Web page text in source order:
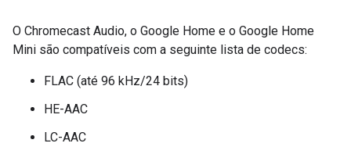
O Chromecast Audio, o Google Home e o Google Home
Mini são compatíveis com a seguinte lista de codecs:
FLAC (até 96 kHz/24 bits)
HE-AAC
LC-AAC